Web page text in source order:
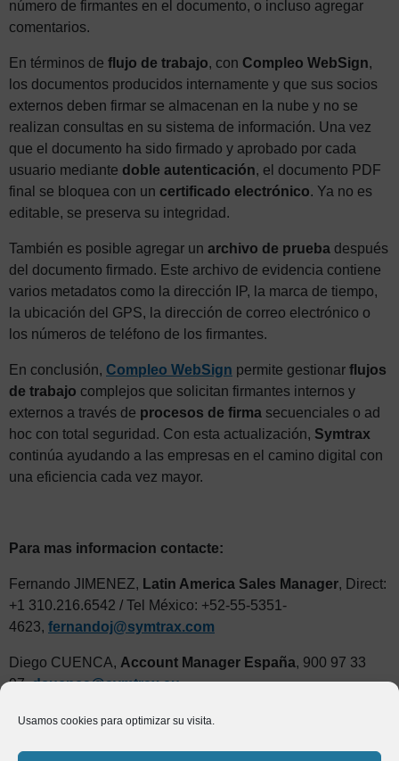
Usamos cookies para optimizar su visita.
número de firmantes en el documento, o incluso agregar
comentarios.
En términos de flujo de trabajo, con Compleo WebSign,
los documentos producidos internamente y que sus socios
externos deben firmar se almacenan en la nube y no se
realizan consultas en su sistema de información. Una vez
que el documento ha sido firmado y aprobado por cada
usuario mediante doble autenticación, el documento PDF
final se bloquea con un certificado electrónico. Ya no es
editable, se preserva su integridad.
También es posible agregar un archivo de prueba después
del documento firmado. Este archivo de evidencia contiene
varios metadatos como la dirección IP, la marca de tiempo,
la ubicación del GPS, la dirección de correo electrónico o
los números de teléfono de los firmantes.
En conclusión, Compleo WebSign permite gestionar flujos
de trabajo complejos que solicitan firmantes internos y
externos a través de procesos de firma secuenciales o ad
hoc con total seguridad. Con esta actualización, Symtrax
continúa ayudando a las empresas en el camino digital con
una eficiencia cada vez mayor.
Para mas informacion contacte:
Fernando JIMENEZ, Latin America Sales Manager, Direct:
+1 310.216.6542 / Tel México: +52-55-5351-
4623, fernandoj@symtrax.com
Diego CUENCA, Account Manager España, 900 97 33
97,dcuenca@symtrax.eu